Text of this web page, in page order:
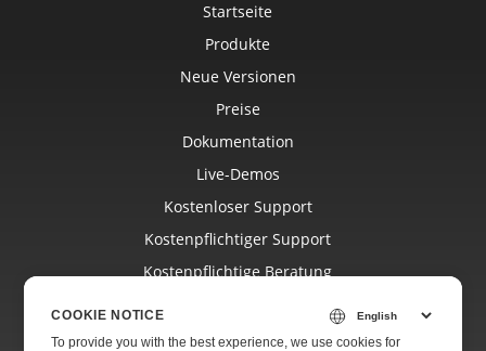
Startseite
Produkte
Neue Versionen
Preise
Dokumentation
Live-Demos
Kostenloser Support
Kostenpflichtiger Support
Kostenpflichtige Beratung
Websites
COOKIE NOTICE
To provide you with the best experience, we use cookies for